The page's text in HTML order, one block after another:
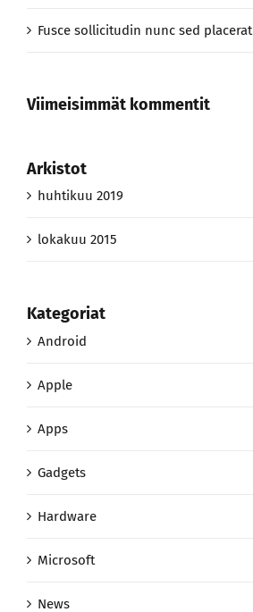
Fusce sollicitudin nunc sed
Viimeisimmät kommentit
Arkistot
huhtikuu 2019
lokakuu 2015
Kategoriat
Android
Apple
Apps
Gadgets
Hardware
Microsoft
News